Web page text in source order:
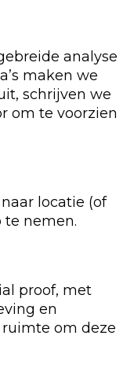
analyse
maken we
schrijven we
om te voorzien
locatie (of
te nemen.
proof, met
en
om deze